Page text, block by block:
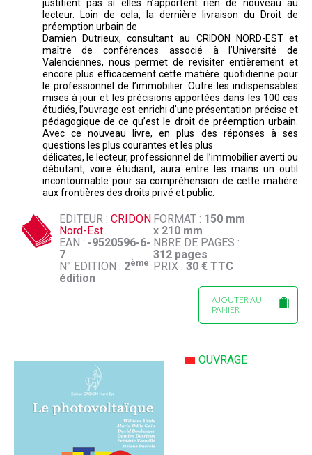
justifient pas si elles n’apportent rien de nouveau au
lecteur. Loin de cela, la dernière livraison du Droit de
préemption urbain de
Damien Dutrieux, consultant au CRIDON NORD-EST et
maître de conférences associé à l’Université de
Valenciennes, nous permet de revisiter entièrement et
encore plus efficacement cette matière quotidienne pour
le professionnel de l’immobilier. Outre les indispensables
mises à jour et les précisions apportées dans les 100 cas
étudiés, l’ouvrage est enrichi d’une présentation précise et
pédagogique de ce qu’est le droit de préemption urbain.
Avec ce nouveau livre, en plus des réponses à ses
questions les plus courantes et les plus
délicates, le lecteur, professionnel de l’immobilier averti ou
débutant, voire étudiant, aura entre les mains un outil
incontournable pour sa compréhension de cette matière
aux frontières des droits privé et public.
EDITEUR :CRIDON
Nord-Est
EAN : -9520596-6-
7
N° EDITION : 2ème
édition
FORMAT : 150 mm
x 210 mm
NBRE DE PAGES :
312 pages
PRIX : 30 € TTC
AJOUTER AU
PANIER
OUVRAGE